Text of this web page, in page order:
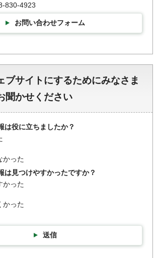
830-4923
お問い合わせフォーム
ブサイトにするためにみなさま
聞かせください
は役に立ちましたか？
かった
は見つけやすかったですか？
かった
かった
送信